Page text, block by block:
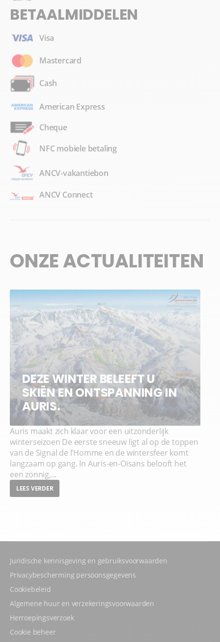
BETAALMIDDELEN
Visa
Mastercard
Cash
American Express
Cheque
NFC mobiele betaling
ANCV-vakantiebon
ANCV Connect
ONZE ACTUALITEITEN
DEZE WINTER BELEEFT U
SKIËN EN ONTSPANNING IN
AURIS.
Auris maakt zich klaar voor een uitzonderlijk
winterseizoen De eerste sneeuw ligt al op de toppen
van de Signal de l’Homme en de wintersfeer komt
langzaam op gang. In Auris-en-Oisans belooft het
een zonnig,...
LEES VERDER
Juridische kennisgeving en gebruiksvoorwaarden
Privacybescherming persoonsgegevens
Cookiebeleid
Algemene huur en verzekeringsvoorwaarden
Herroepingsverzoek
Cookie beheer